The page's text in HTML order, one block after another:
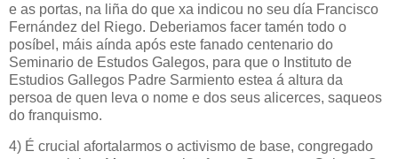
e as portas, na liña do que xa indicou no seu día Francisco
Fernández del Riego. Deberiamos facer tamén todo o
posíbel, máis aínda após este fanado centenario do
Seminario de Estudos Galegos, para que o Instituto de
Estudios Gallegos Padre Sarmiento estea á altura da
persoa de quen leva o nome e dos seus alicerces, saqueos
do franquismo.
4) É crucial afortalarmos o activismo de base, congregado